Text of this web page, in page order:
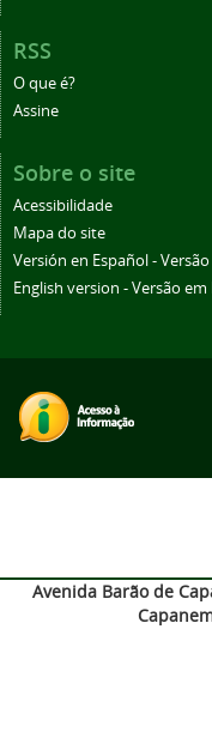
RSS
O que é?
Assine
Sobre o site
Acessibilidade
Mapa do site
Versión en Español -
English version - Versão em
Avenida Barão de